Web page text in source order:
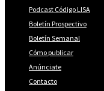
Podcast Código LISA
Boletín Prospectivo
Boletín Semanal
Cómo publicar
Anúnciate
Contacto